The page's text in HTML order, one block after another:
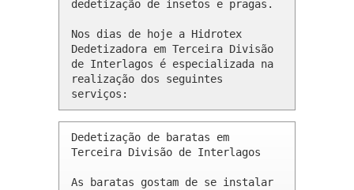
dedetização de insetos e pragas.
Nos dias de hoje a Hidrotex
Dedetizadora em Terceira Divisão
de Interlagos é especializada na
realização dos seguintes
serviços:
Dedetização de baratas em
Terceira Divisão de Interlagos
As baratas gostam de se instalar